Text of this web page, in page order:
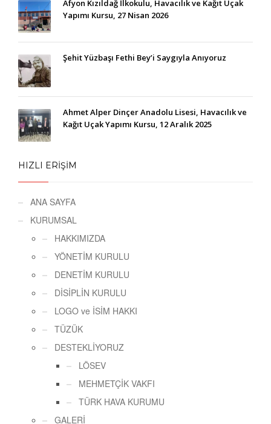
Afyon Kızıldağ İlkokulu, Havacılık ve Kağıt Uçak
Yapımı Kursu, 27 Nisan 2026
Şehit Yüzbaşı Fethi Bey’i Saygıyla Anıyoruz
Ahmet Alper Dinçer Anadolu Lisesi, Havacılık ve
Kağıt Uçak Yapımı Kursu, 12 Aralık 2025
HIZLI ERİŞİM
ANA SAYFA
KURUMSAL
HAKKIMIZDA
YÖNETİM KURULU
DENETİM KURULU
DİSİPLİN KURULU
LOGO ve İSİM HAKKI
TÜZÜK
DESTEKLİYORUZ
LÖSEV
MEHMETÇİK VAKFI
TÜRK HAVA KURUMU
GALERİ